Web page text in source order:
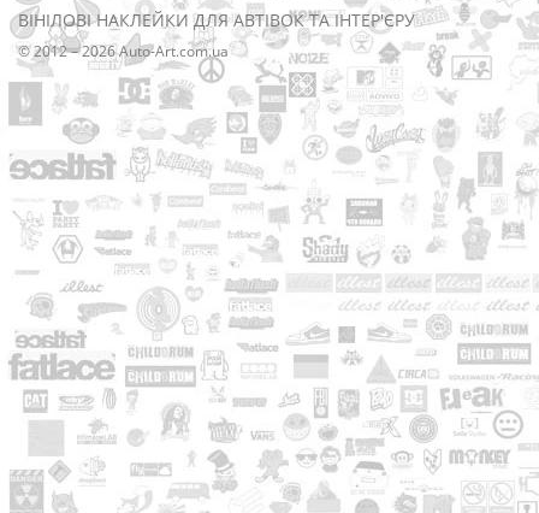
ВІНІЛОВІ НАКЛЕЙКИ ДЛЯ АВТІВОК ТА ІНТЕР'ЄРУ
© 2012 – 2026 Auto-Art.com.ua